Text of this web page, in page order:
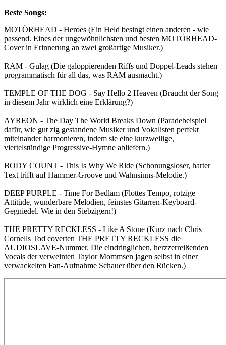
Beste Songs:
MOTÖRHEAD - Heroes (Ein Held besingt einen anderen - wie
passend. Eines der ungewöhnlichsten und besten MOTÖRHEAD-
Cover in Erinnerung an zwei großartige Musiker.)
RAM - Gulag (Die galoppierenden Riffs und Doppel-Leads stehen
programmatisch für all das, was RAM ausmacht.)
TEMPLE OF THE DOG - Say Hello 2 Heaven (Braucht der Song
in diesem Jahr wirklich eine Erklärung?)
AYREON - The Day The World Breaks Down (Paradebeispiel
dafür, wie gut zig gestandene Musiker und Vokalisten perfekt
miteinander harmonieren, indem sie eine kurzweilige,
viertelstündige Progressive-Hymne abliefern.)
BODY COUNT - This Is Why We Ride (Schonungsloser, harter
Text trifft auf Hammer-Groove und Wahnsinns-Melodie.)
DEEP PURPLE - Time For Bedlam (Flottes Tempo, rotzige
Attitüde, wunderbare Melodien, feinstes Gitarren-Keyboard-
Gegniedel. Wie in den Siebzigern!)
THE PRETTY RECKLESS - Like A Stone (Kurz nach Chris
Cornells Tod coverten THE PRETTY RECKLESS die
AUDIOSLAVE-Nummer. Die eindringlichen, herzzerreißenden
Vocals der verweinten Taylor Mommsen jagen selbst in einer
verwackelten Fan-Aufnahme Schauer über den Rücken.)